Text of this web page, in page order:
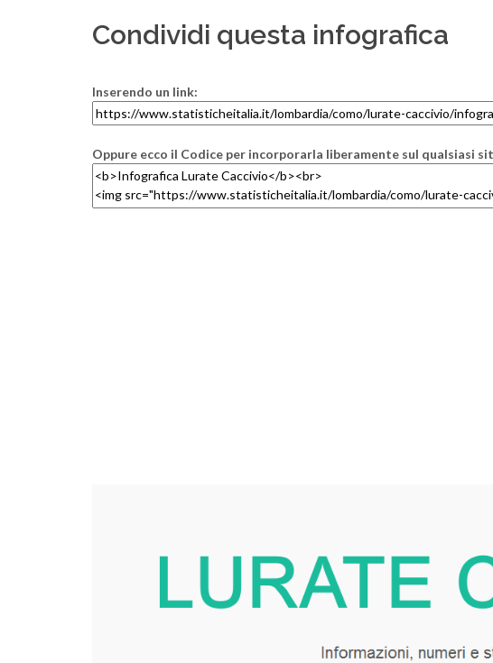
Condividi questa infografica
Inserendo un link:
Oppure ecco il Codice per incorporarla liberamente sul qualsiasi